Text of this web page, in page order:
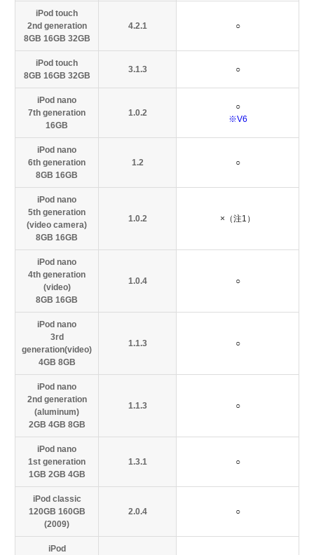
iPod touch
2nd generation
8GB 16GB 32GB
4.2.1 ○
iPod touch
8GB 16GB 32GB
3.1.3 ○
iPod nano
7th generation
16GB
1.0.2
○
※V6
iPod nano
6th generation
8GB 16GB
1.2 ○
iPod nano
5th generation
(video camera)
8GB 16GB
1.0.2 ×（注1）
iPod nano
4th generation
(video)
8GB 16GB
1.0.4 ○
iPod nano
3rd
generation(video)
4GB 8GB
1.1.3 ○
iPod nano
2nd generation
(aluminum)
2GB 4GB 8GB
1.1.3 ○
iPod nano
1st generation
1GB 2GB 4GB
1.3.1 ○
iPod classic
120GB 160GB
(2009)
2.0.4 ○
iPod